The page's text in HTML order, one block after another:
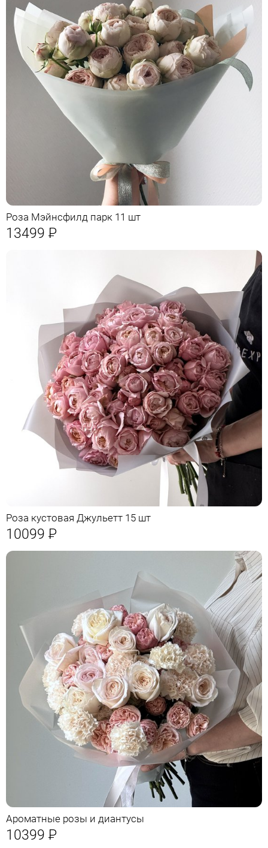
Роза Мэйнсфилд парк 11 шт
13499 Р
Роза кустовая Джульетт 15 шт
10099 Р
Ароматные розы и диантусы
10399 Р